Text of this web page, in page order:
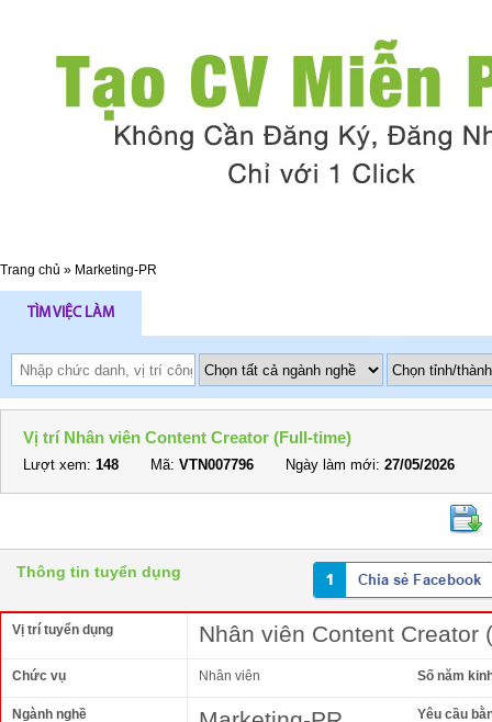
Trang chủ » Marketing-PR
TÌM VIỆC LÀM
Vị trí Nhân viên Content Creator (Full-time)
Lượt xem: 148 Mã: VTN007796 Ngày làm mới: 27/05/2026
Thông tin tuyển dụng
Vị trí tuyển dụng Nhân viên Content Creator
Chức vụ Nhân viên Số năm
Ngành nghề Yêu cầu